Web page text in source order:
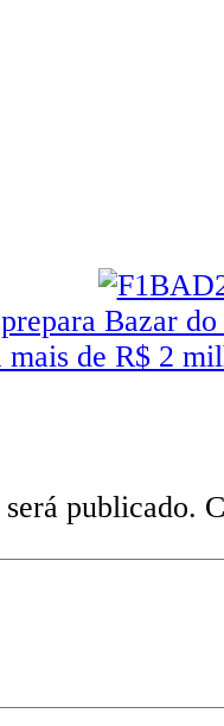
Bazar
mais de R$ 2
publicado.